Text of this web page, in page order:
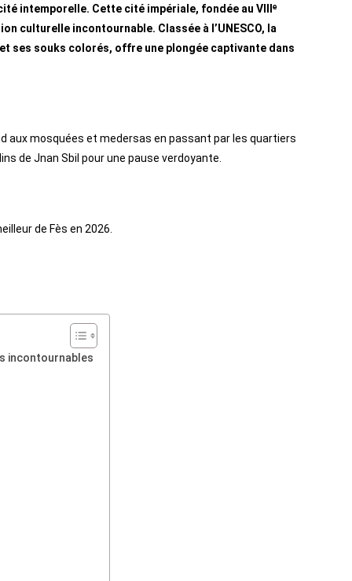
intemporelle. Cette cité impériale, fondée au VIIIᵉ
culturelle incontournable. Classée à l’UNESCO, la
ses souks colorés, offre une plongée captivante dans
aux mosquées et medersas en passant par les quartiers
de Jnan Sbil pour une pause verdoyante.
de Fès en 2026.
incontournables